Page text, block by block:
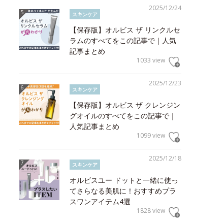
2025/12/24
スキンケア
【保存版】オルビス ザ リンクルセ
ラムのすべてをこの記事で｜人気
記事まとめ
1033 view
2025/12/23
スキンケア
【保存版】オルビス ザ クレンジン
グオイルのすべてをこの記事で｜
人気記事まとめ
1099 view
2025/12/18
スキンケア
オルビスユー ドットと一緒に使っ
てさらなる美肌に！おすすめプラ
スワンアイテム4選
1828 view